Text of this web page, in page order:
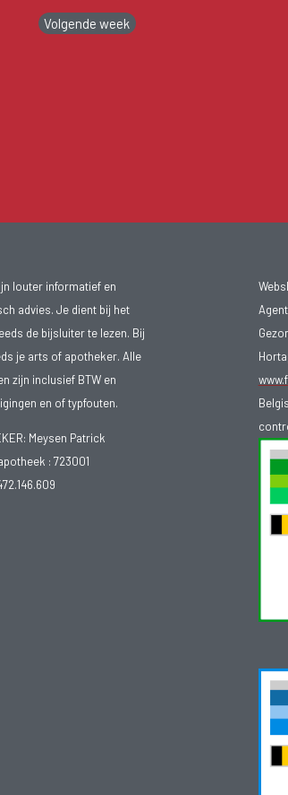
Volgende week
louter informatief en
advies. Je dient bij het
de bijsluiter te lezen. Bij
je arts of apotheker. Alle
zijn inclusief BTW en
en of typfouten.
Meysen Patrick
: 723001